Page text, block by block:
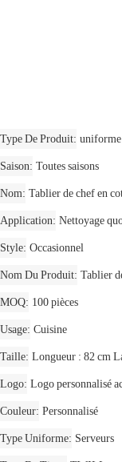
Type De Produit uniforme
Saison Toutes saisons
Nom Tablier de chef en
Application Nettoyage
Style Occasionnel
Nom Du Produit Tablier
MOQ 100 pièces
Usage Cuisine
Taille Longueur : 82 cm
Logo Logo personnalisé
Couleur Personnalisé
Type Uniforme Serveurs